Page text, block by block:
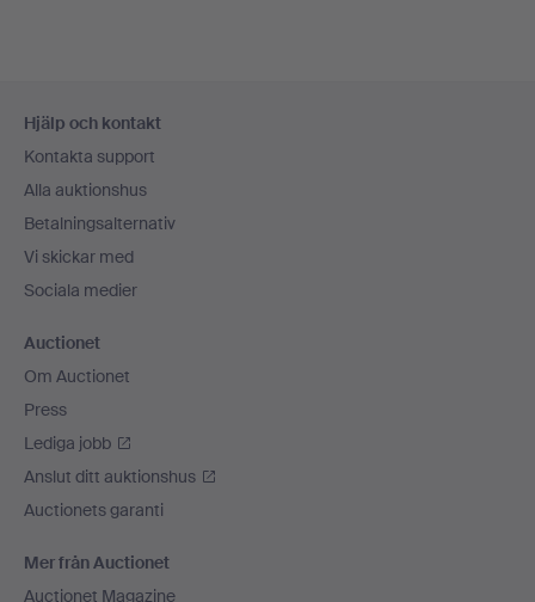
Hjälp och kontakt
Kontakta support
Alla auktionshus
Betalningsalternativ
Vi skickar med
Sociala medier
Auctionet
Om Auctionet
Press
Lediga jobb
Anslut ditt auktionshus
Auctionets garanti
Mer från Auctionet
Auctionet Magazine